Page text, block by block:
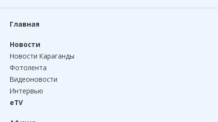
Главная
Новости
Новости Караганды
Фотолента
Видеоновости
Интервью
eTV